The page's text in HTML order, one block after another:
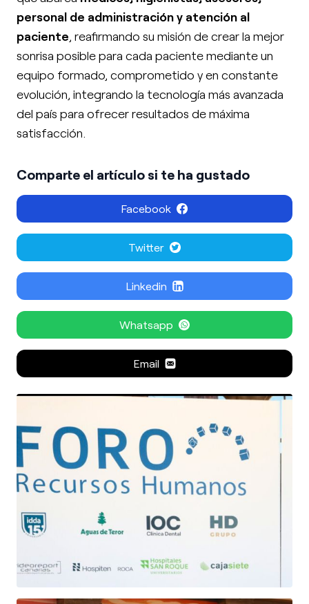
personal de administración y atención al
paciente, reafirmando su misión de crear la mejor
sonrisa posible para cada paciente mediante un
equipo formado, comprometido y en constante
evolución, integrando la tecnología más avanzada
del país para ofrecer resultados de máxima
satisfacción.
Comparte el artículo si te ha gustado
Facebook
Twitter
Linkedin
Whatsapp
Email